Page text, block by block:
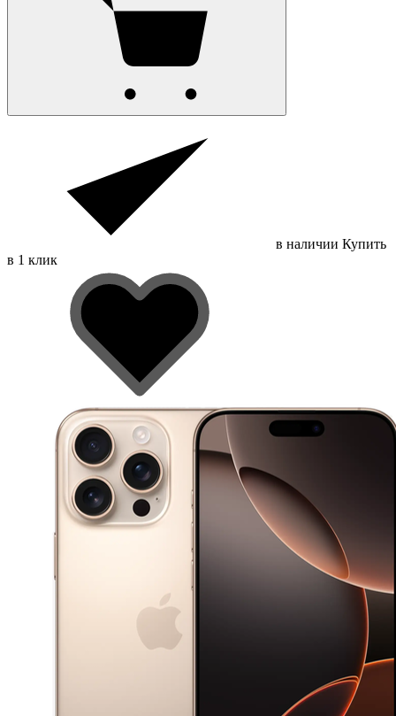
в наличии Купить
в 1 клик